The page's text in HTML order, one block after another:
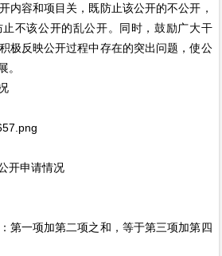
内容和项目关，既防止该公开的不公开，
不该公开的乱公开。同时，鼓励广大干
极反映公开过程中存在的突出问题，使公
。
开申请情况
第一项加第二项之和，等于第三项加第四